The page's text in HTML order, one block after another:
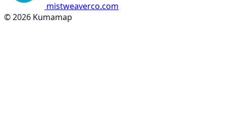
mistweaverco.com
© 2026 Kumamap